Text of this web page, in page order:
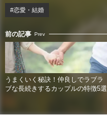
#恋愛・結婚
前の記事 Prev
うまくいく秘訣！仲良しでラブラ
ブな長続きするカップルの特徴5選